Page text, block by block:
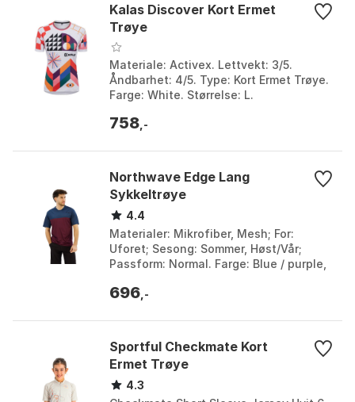
Kalas Discover Kort Ermet
Trøye
Materiale: Activex. Lettvekt: 3/5.
Åndbarhet: 4/5. Type: Kort Ermet Trøye.
Farge: White. Størrelse: L.
758 ,-
Northwave Edge Lang
Sykkeltrøye
4.4
Materialer: Mikrofiber, Mesh; For:
Uforet; Sesong: Sommer, Høst/Vår;
Passform: Normal. Farge: Blue / purple,
696 ,-
Sportful Checkmate Kort
Ermet Trøye
4.3